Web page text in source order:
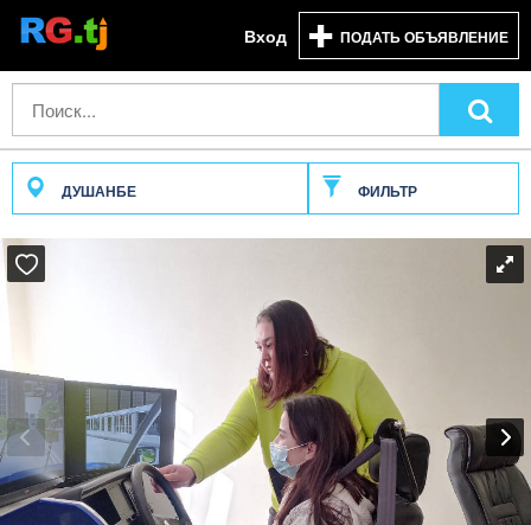
Вход ПОДАТЬ ОБЪЯВЛЕНИЕ
ДУШАНБЕ ФИЛЬТР